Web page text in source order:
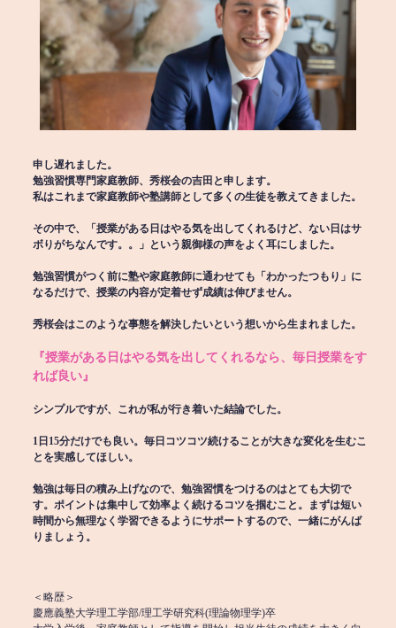
申し遅れました。
勉強習慣専門家庭教師、秀桜会の吉田と申します。
私はこれまで家庭教師や塾講師として多くの生徒を教えてきました。
その中で、「授業がある日はやる気を出してくれるけど、ない日はサ
ボりがちなんです。。」という親御様の声をよく耳にしました。
勉強習慣がつく前に塾や家庭教師に通わせても「わかったつもり」に
なるだけで、授業の内容が定着せず成績は伸びません。
秀桜会はこのような事態を解決したいという想いから生まれました。
『授業がある日はやる気を出してくれるなら、毎日授業をす
れば良い』
シンプルですが、これが私が行き着いた結論でした。
1日15分だけでも良い。毎日コツコツ続けることが大きな変化を生むこ
とを実感してほしい。
勉強は毎日の積み上げなので、勉強習慣をつけるのはとても大切で
す。ポイントは集中して効率よく続けるコツを掴むこと。まずは短い
時間から無理なく学習できるようにサポートするので、一緒にがんば
りましょう。
＜略歴＞
慶應義塾大学理工学部/理工学研究科(理論物理学)卒